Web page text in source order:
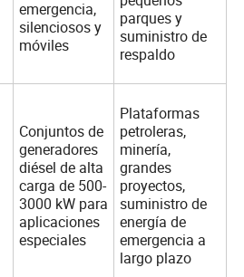
emergencia,
silenciosos y
móviles
parques y
suministro de
respaldo
Conjuntos de
generadores
diésel de alta
carga de 500-
3000 kW para
aplicaciones
especiales
Plataformas
petroleras,
minería,
grandes
proyectos,
suministro de
energía de
emergencia a
largo plazo